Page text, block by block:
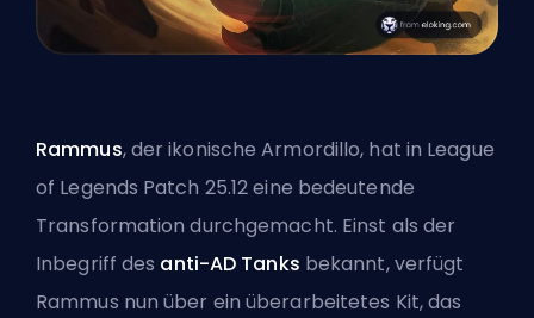
Rammus, der ikonische Armordillo, hat in League
of Legends Patch 25.12 eine bedeutende
Transformation durchgemacht. Einst als der
Inbegriff des anti-AD Tanks bekannt, verfügt
Rammus nun über ein überarbeitetes Kit, das